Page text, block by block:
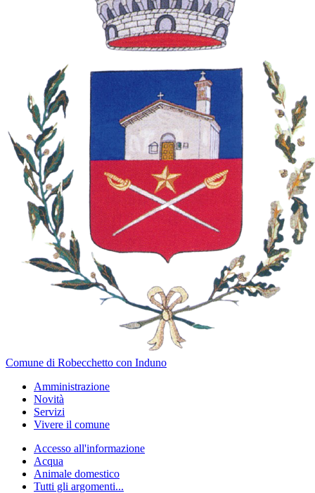
Comune di Robecchetto con Induno
Amministrazione
Novità
Servizi
Vivere il comune
Accesso all'informazione
Acqua
Animale domestico
Tutti gli argomenti...